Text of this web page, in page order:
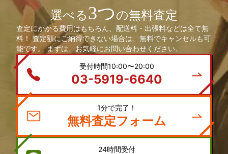
選べる3つの無料査定
査定にかかる費用はもちろん、配送料・出張料などは全て無
料！ 査定額にご納得できない場合は、無料でキャンセルも可
能です。 まずは、お気軽にお問い合わせください。
受付時間10:00〜20:00
03-5919-6640
1分で完了！
無料査定フォーム
24時間受付